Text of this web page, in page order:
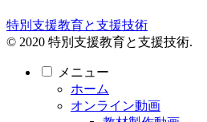
特別支援教育と支援技術
© 2020 特別支援教育と支援技術.
メニュー
ホーム
オンライン動画